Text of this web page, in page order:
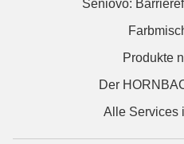
Seniovo:
Produkte
Der
Alle Services